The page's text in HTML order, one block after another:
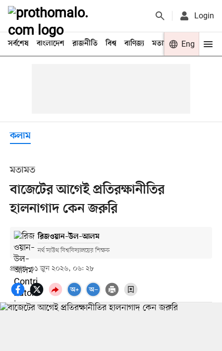
Login
সর্বশেষ বাংলাদেশ রাজনীতি বিশ্ব বাণিজ্য মতামত খেলা
Eng
কলাম
মতামত
বাজেটের আগেই প্রতিরক্ষানীতির
হালনাগাদ কেন জরুরি
রিজওয়ান–উল–আলম
নর্থ সাউথ বিশ্ববিদ্যালয়ের শিক্ষক
প্রকাশ: ০১ জুন ২০২৬, ০৬: ২৮